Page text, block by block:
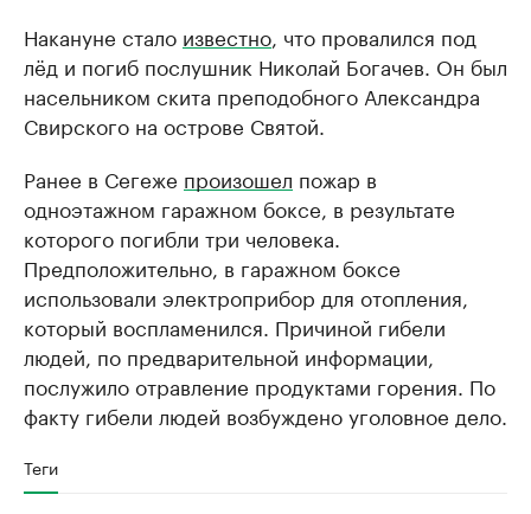
Накануне стало известно, что провалился под
лёд и погиб послушник Николай Богачев. Он был
насельником скита преподобного Александра
Свирского на острове Святой.
Ранее в Сегеже произошел пожар в
одноэтажном гаражном боксе, в результате
которого погибли три человека.
Предположительно, в гаражном боксе
использовали электроприбор для отопления,
который воспламенился. Причиной гибели
людей, по предварительной информации,
послужило отравление продуктами горения. По
факту гибели людей возбуждено уголовное дело.
Теги